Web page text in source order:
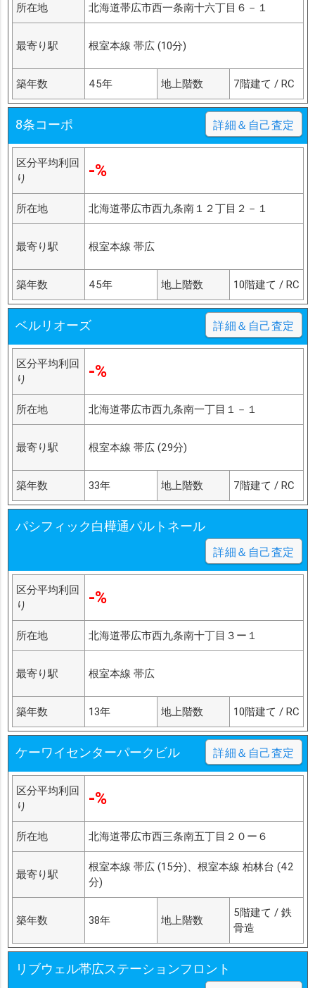
所在地 北海道帯広市西一条南十六丁目６－１
最寄り駅 根室本線 帯広 (10分)
築年数 45年 地上階数 7階建て / RC
8条コーポ 詳細＆自己査定
区分平均利回
り
-%
所在地 北海道帯広市西九条南１２丁目２－１
最寄り駅 根室本線 帯広
築年数 45年 地上階数 10階建て / RC
ベルリオーズ 詳細＆自己査定
区分平均利回
り
-%
所在地 北海道帯広市西九条南一丁目１－１
最寄り駅 根室本線 帯広 (29分)
築年数 33年 地上階数 7階建て / RC
パシフィック白樺通パルトネール
詳細＆自己査定
区分平均利回
り
-%
所在地 北海道帯広市西九条南十丁目３ー１
最寄り駅 根室本線 帯広
築年数 13年 地上階数 10階建て / RC
ケーワイセンターパークビル 詳細＆自己査定
区分平均利回
り
-%
所在地 北海道帯広市西三条南五丁目２０ー６
最寄り駅
根室本線 帯広 (15分)、根室本線 柏林台 (42
分)
築年数 38年 地上階数
5階建て / 鉄
骨造
リブウェル帯広ステーションフロント